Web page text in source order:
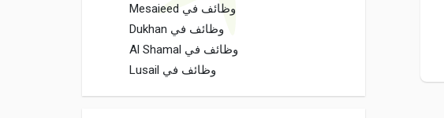
وظائف في Mesaieed
وظائف في Dukhan
وظائف في Al Shamal
وظائف في Lusail